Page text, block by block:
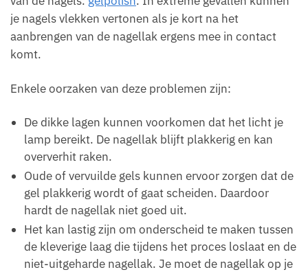
je nagels vlekken vertonen als je kort na het
aanbrengen van de nagellak ergens mee in contact
komt.
Enkele oorzaken van deze problemen zijn:
De dikke lagen kunnen voorkomen dat het licht je
lamp bereikt. De nagellak blijft plakkerig en kan
oververhit raken.
Oude of vervuilde gels kunnen ervoor zorgen dat de
gel plakkerig wordt of gaat scheiden. Daardoor
hardt de nagellak niet goed uit.
Het kan lastig zijn om onderscheid te maken tussen
de kleverige laag die tijdens het proces loslaat en de
niet-uitgeharde nagellak. Je moet de nagellak op je